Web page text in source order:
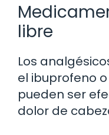
libre
Los
el ibuprofeno
pueden ser
dolor de